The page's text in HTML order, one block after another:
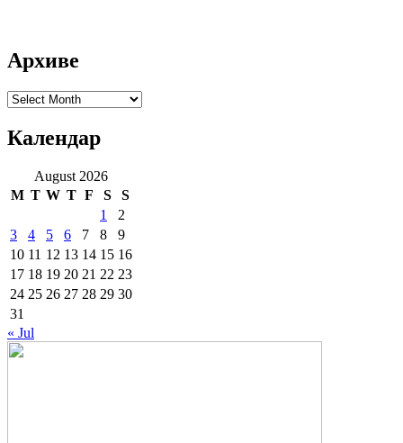
Архиве
Архиве
Календар
August 2026
M T W T F S
S
1
2
3
4 5 6 7 8
9
10 11 12 13 14 15 16
17 18 19 20 21 22 23
24 25 26 27 28 29 30
31
« Jul